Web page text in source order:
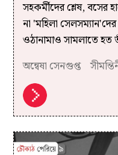
সহকর্মীদের শ্লেষ, বসের
না 'মহিলা
ওঠানামাও সামলাতে হত
অন্বেষা সেনগুপ্ত